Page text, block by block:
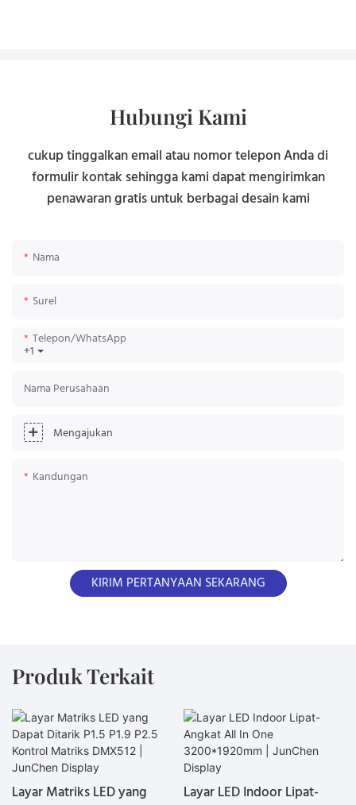
Hubungi Kami
cukup tinggalkan email atau nomor telepon Anda di
formulir kontak sehingga kami dapat mengirimkan
penawaran gratis untuk berbagai desain kami
Nama
Surel
+1
Telepon/WhatsApp
Nama Perusahaan
Mengajukan
Kandungan
KIRIM PERTANYAAN SEKARANG
Produk Terkait
Layar Matriks LED yang
Layar LED Indoor Lipat-